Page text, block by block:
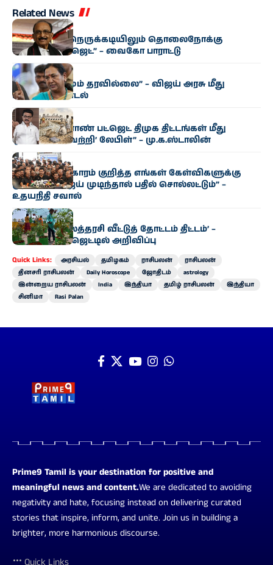
Related News
அரசியல்
“மிகுந்த நிதி நெருக்கடியிலும் தொலைநோக்கு
வேளாண் பட்ஜெட்” – வைகோ பாராட்டு
அரசியல்
“எந்த மாற்றமும் தரவில்லை” – விஜய் அரசு மீது
பிரேமலதா சாடல்
அரசியல்
“தமிழக வேளாண் பட்ஜெட் திமுக திட்டங்கள் மீது
ஒட்டப்பட்ட ‘வெற்றி’ லேபிள்” – மு.க.ஸ்டாலின்
அரசியல்
“காவிரி விவகாரம் குறித்த எங்கள் கேள்விகளுக்கு
முதல்வர் விஜய் முடிந்தால் பதில் சொல்லட்டும்” –
உதயநிதி சவால்
அரசியல்
‘வெற்றி இல்லத்தரசி வீட்டுத் தோட்டம் திட்டம்’ –
வேளாண் பட்ஜெட்டில் அறிவிப்பு
Quick Links: அரசியல் தமிழகம் ராசிபலன்
ராசிபலன்
தினசரி ராசிபலன்
Daily Horoscope ஜோதிடம்
astrology
இன்றைய ராசிபலன்
India இந்தியா தமிழ் ராசிபலன்
இந்தியா
சினிமா
Rasi Palan
Prime9 Tamil is your destination for positive and
meaningful news and content.We are dedicated to avoiding
negativity and hate, focusing instead on delivering curated
stories that inspire, inform, and unite. Join us in building a
brighter, more harmonious discourse.